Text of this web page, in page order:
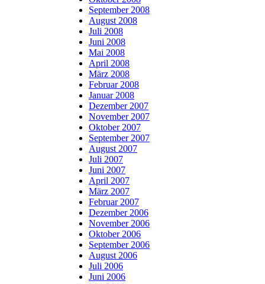
September 2008
August 2008
Juli 2008
Juni 2008
Mai 2008
April 2008
März 2008
Februar 2008
Januar 2008
Dezember 2007
November 2007
Oktober 2007
September 2007
August 2007
Juli 2007
Juni 2007
April 2007
März 2007
Februar 2007
Dezember 2006
November 2006
Oktober 2006
September 2006
August 2006
Juli 2006
Juni 2006